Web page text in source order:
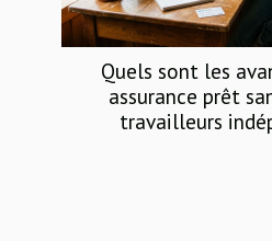
Quels sont les
assurance prêt
travailleurs